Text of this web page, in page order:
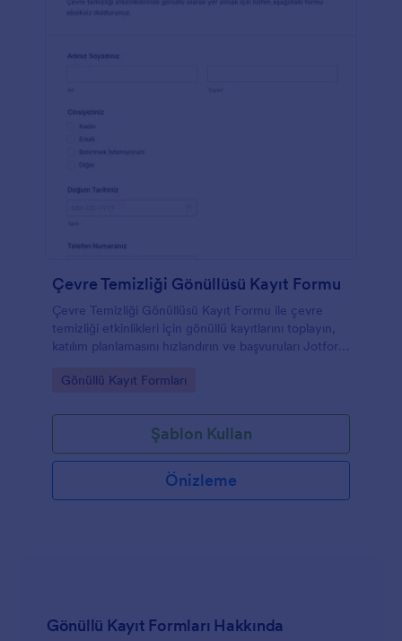
Çevre Temizliği Gönüllüsü Kayıt Formu
Çevre Temizliği Gönüllüsü Kayıt Formu ile çevre
temizliği etkinlikleri için gönüllü kayıtlarını toplayın,
katılım planlamasını hızlandırın ve başvuruları Jotform
Go to Category:
Gönüllü Kayıt Formları
Şablon Kullan
Önizleme
Gönüllü Kayıt Formları Hakkında